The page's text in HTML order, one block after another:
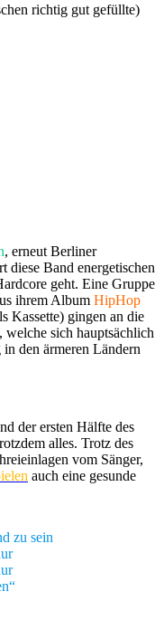
richtig gut gefüllte)
, erneut Berliner
diese Band energetischen
geht. Eine Gruppe
ihrem Album HipHop
Kassette) gingen an die
, welche sich hauptsächlich
den ärmeren Ländern
der ersten Hälfte des
alles. Trotz des
vom Sänger,
auch eine gesunde
zu sein